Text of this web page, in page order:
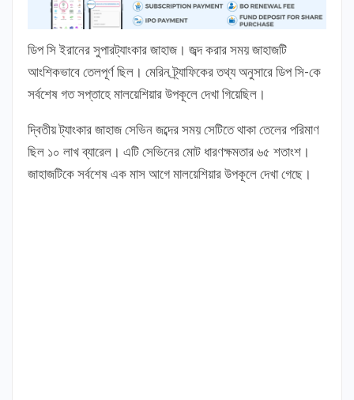
ডিপ সি ইরানের সুপারট্যাংকার জাহাজ। জব্দ করার সময় জাহাজটি
আংশিকভাবে তেলপূর্ণ ছিল। মেরিন ট্র্যাফিকের তথ্য অনুসারে ডিপ সি-কে
সর্বশেষ গত সপ্তাহে মালয়েশিয়ার উপকূলে দেখা গিয়েছিল।
দ্বিতীয় ট্যাংকার জাহাজ সেভিন জব্দের সময় সেটিতে থাকা তেলের পরিমাণ
ছিল ১০ লাখ ব্যারেল। এটি সেভিনের মোট ধারণক্ষমতার ৬৫ শতাংশ।
জাহাজটিকে সর্বশেষ এক মাস আগে মালয়েশিয়ার উপকূলে দেখা গেছে।